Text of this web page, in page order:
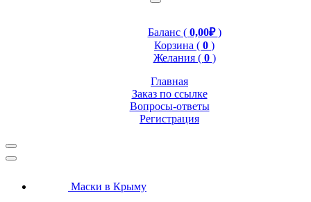
Баланс ( 0,00₽)
Корзина ( 0 )
Желания ( 0 )
Главная
Заказ по ссылке
Вопросы-ответы
Регистрация
Маски в Крыму